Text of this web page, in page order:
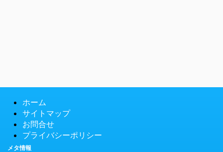
ホーム
サイトマップ
お問合せ
プライバシーポリシー
メタ情報